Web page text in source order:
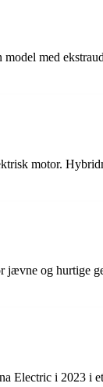
med
motor.
jævne og
Electric i 2023 i